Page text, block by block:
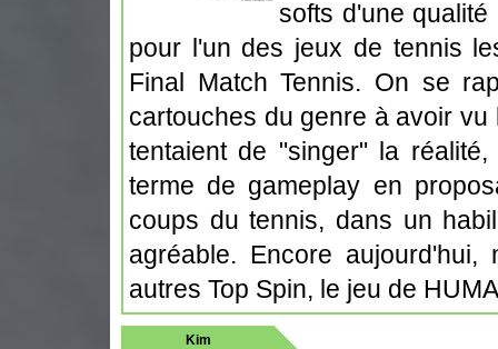
softs d'une
pour l'un des jeux de tennis
Final Match Tennis. On se
cartouches du genre à avoir
tentaient de "singer" la
terme de gameplay en
coups du tennis, dans un
agréable. Encore
autres Top Spin, le jeu de
Kim